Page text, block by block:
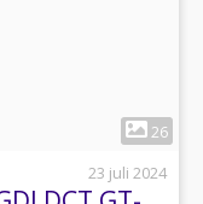
26
23 juli 2024